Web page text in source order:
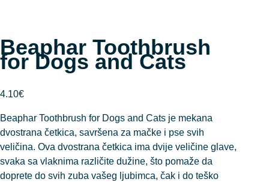
Beaphar Toothbrush
for Dogs and Cats
4.10€
Beaphar Toothbrush for Dogs and Cats je mekana
dvostrana četkica, savršena za mačke i pse svih
veličina. Ova dvostrana četkica ima dvije veličine glave,
svaka sa vlaknima različite dužine, što pomaže da
doprete do svih zuba vašeg ljubimca, čak i do teško